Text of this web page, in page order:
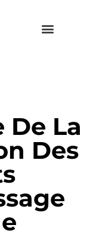
De La
Des